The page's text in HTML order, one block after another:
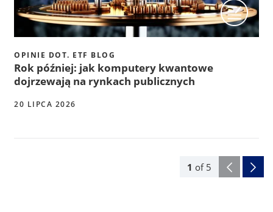
1 of 5
OPINIE DOT. ETF BLOG
Rok później: jak komputery kwantowe
dojrzewają na rynkach publicznych
20 LIPCA 2026